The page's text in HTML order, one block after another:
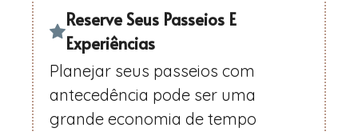
Reserve Seus Passeios E
Experiências
Planejar seus passeios com
antecedência pode ser uma
grande economia de tempo